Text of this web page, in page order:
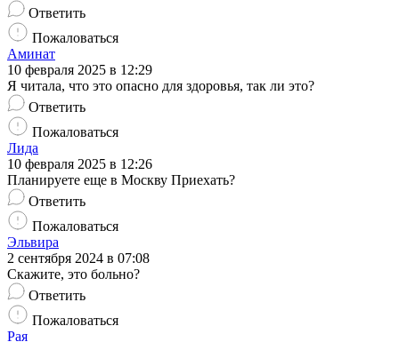
Ответить
Пожаловаться
Аминат
10 февраля 2025 в 12:29
Я читала, что это опасно для здоровья, так ли это?
Ответить
Пожаловаться
Лида
10 февраля 2025 в 12:26
Планируете еще в Москву Приехать?
Ответить
Пожаловаться
Эльвира
2 сентября 2024 в 07:08
Скажите, это больно?
Ответить
Пожаловаться
Рая